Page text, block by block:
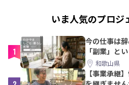
いま人気のプロジ
1
今の仕事は
「副業」と
和歌山県
【事業承継